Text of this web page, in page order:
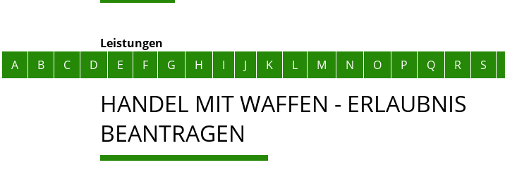
Leistungen
Alphabetisches Register überspringen
A B C D E F G H I J K L M N O P Q R S
HANDEL MIT WAFFEN - ERLAUBNIS
BEANTRAGEN